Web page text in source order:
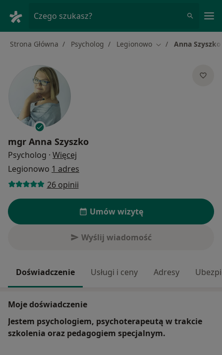
Czego szukasz?
Strona Główna Psycholog Legionowo Zmień miasto
Anna Szyszko
mgr Anna Szyszko
Psycholog · Więcej
Legionowo 1 adres
26 opinii
Umów wizytę
Wyślij wiadomość
Doświadczenie Usługi i ceny Adresy
Moje doświadczenie
Jestem psychologiem, psychoterapeutą w trakcie
szkolenia oraz pedagogiem specjalnym.